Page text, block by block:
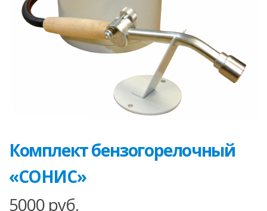
Комплект бензогорелочный
«СОНИС»
5000 руб.